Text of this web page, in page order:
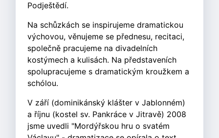
Podještědí.
Na schůzkách se inspirujeme dramatickou
výchovou, věnujeme se přednesu, recitaci,
společně pracujeme na divadelních
kostýmech a kulisách. Na představeních
spolupracujeme s dramatickým kroužkem a
schólou.
V září (dominikánský klášter v Jablonném)
a říjnu (kostel sv. Pankráce v Jitravě) 2008
jsme uvedli "Mordýřskou hru o svatém